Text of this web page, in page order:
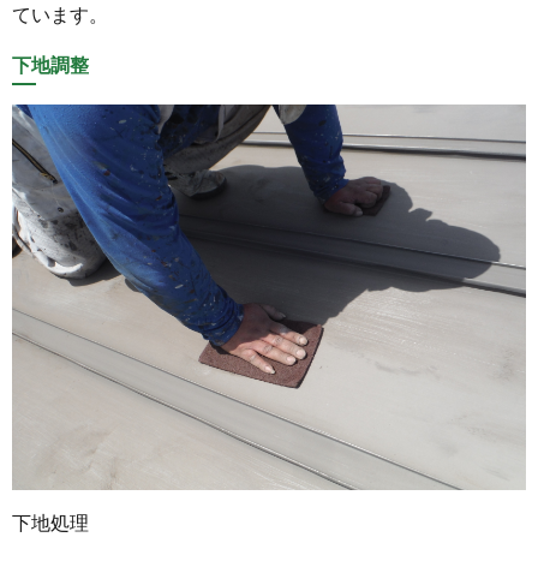
ています。
下地調整
下地処理